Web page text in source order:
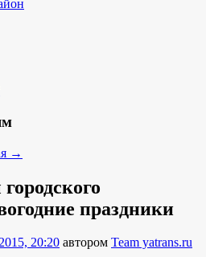
→
праздники
20:20 автором Team yatrans.ru